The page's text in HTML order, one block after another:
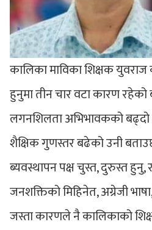
कालिका माविका शिक्षक
हुनुमा तीन चार वटा कारण
लगनशिलता अभिभावकको
शैक्षिक गुणस्तर बढेको उनी
ब्यवस्थापन पक्ष चुस्त, दुरुस्त हुनु,
जनशक्तिको मिहिनेत, अग्रेजी
जस्ता कारणले नै कालिकाको